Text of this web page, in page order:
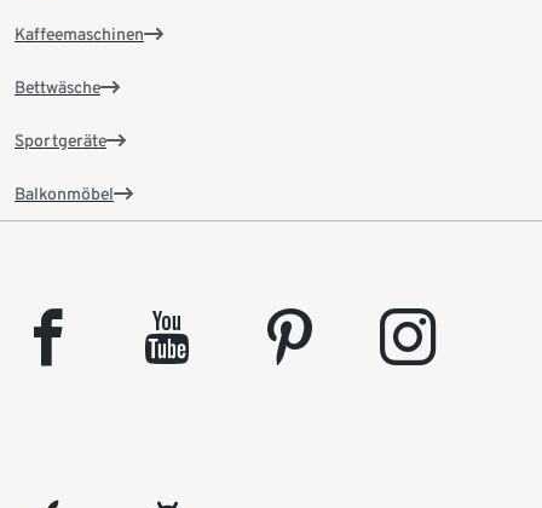
Kaffeemaschinen
Bettwäsche
Sportgeräte
Balkonmöbel
facebook youtube pinterest instagram